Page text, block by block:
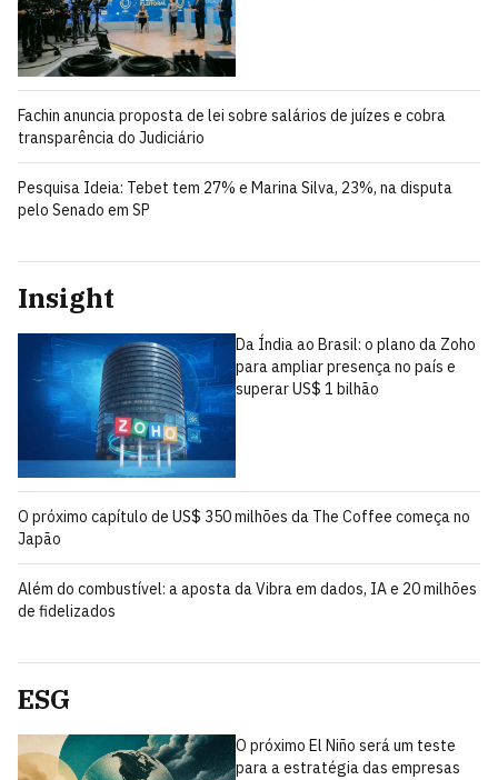
Fachin anuncia proposta de lei sobre salários de juízes e cobra
transparência do Judiciário
Pesquisa Ideia: Tebet tem 27% e Marina Silva, 23%, na disputa
pelo Senado em SP
Insight
Da Índia ao Brasil: o plano da Zoho
para ampliar presença no país e
superar US$ 1 bilhão
O próximo capítulo de US$ 350 milhões da The Coffee começa no
Japão
Além do combustível: a aposta da Vibra em dados, IA e 20 milhões
de fidelizados
ESG
O próximo El Niño será um teste
para a estratégia das empresas